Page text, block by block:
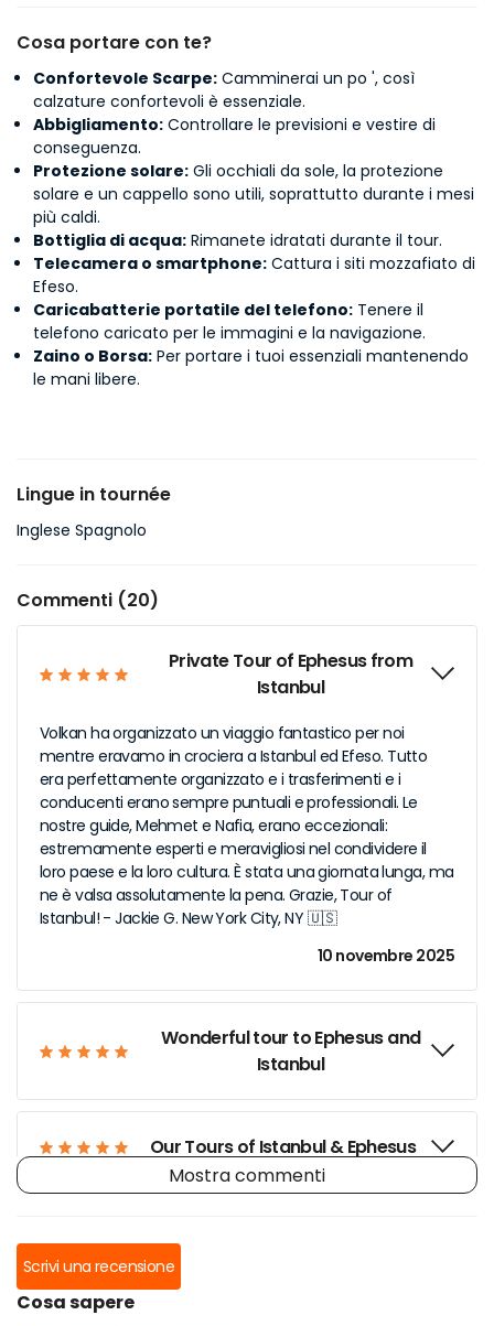
Cosa portare con te?
Confortevole Scarpe: Camminerai un po ', così
calzature confortevoli è essenziale.
Abbigliamento: Controllare le previsioni e vestire di
conseguenza.
Protezione solare: Gli occhiali da sole, la protezione
solare e un cappello sono utili, soprattutto durante i mesi
più caldi.
Bottiglia di acqua: Rimanete idratati durante il tour.
Telecamera o smartphone: Cattura i siti mozzafiato di
Efeso.
Caricabatterie portatile del telefono: Tenere il
telefono caricato per le immagini e la navigazione.
Zaino o Borsa: Per portare i tuoi essenziali mantenendo
le mani libere.
Lingue in tournée
Inglese Spagnolo
Commenti (20)
Private Tour of Ephesus from
Istanbul
Volkan ha organizzato un viaggio fantastico per noi
mentre eravamo in crociera a Istanbul ed Efeso. Tutto
era perfettamente organizzato e i trasferimenti e i
conducenti erano sempre puntuali e professionali. Le
nostre guide, Mehmet e Nafia, erano eccezionali:
estremamente esperti e meravigliosi nel condividere il
loro paese e la loro cultura. È stata una giornata lunga, ma
ne è valsa assolutamente la pena. Grazie, Tour of
Istanbul! - Jackie G. New York City, NY 🇺🇸
10 novembre 2025
Wonderful tour to Ephesus and
Istanbul
Our Tours of Istanbul & Ephesus
Mostra commenti
Scrivi una recensione
Cosa sapere